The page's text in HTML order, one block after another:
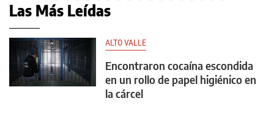
Las Más Leídas
ALTO VALLE
Encontraron cocaína escondida
en un rollo de papel higiénico en
la cárcel